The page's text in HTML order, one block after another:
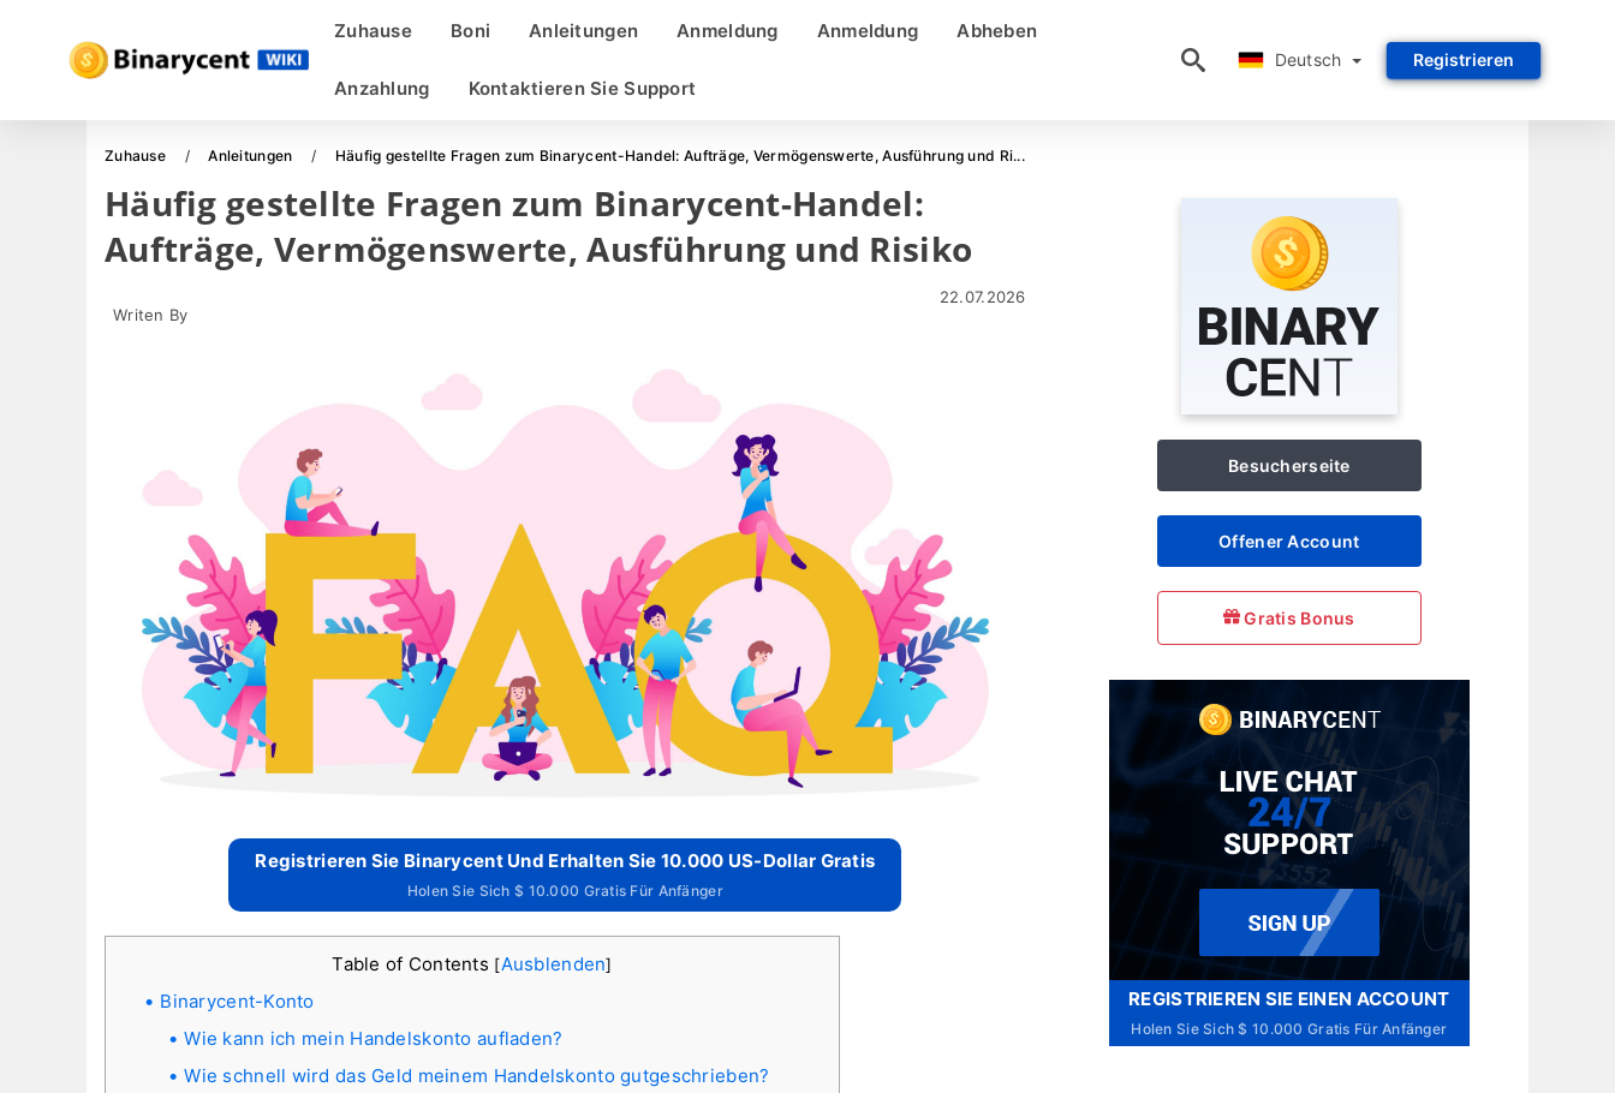
Zuhause Boni Anleitungen Anmeldung Anmeldung Abheben
Anzahlung Kontaktieren Sie Support
Deutsch Registrieren
Zuhause Anleitungen Häufig gestellte Fragen zum Binarycent-Handel: Aufträge, Vermögenswerte, Ausführung und Ri...
Häufig gestellte Fragen zum Binarycent-Handel:
Aufträge, Vermögenswerte, Ausführung und Risiko
Writen By
22.07.2026
Registrieren Sie Binarycent Und Erhalten Sie 10.000 US-Dollar Gratis
Holen Sie Sich $ 10.000 Gratis Für Anfänger
Table of Contents [Ausblenden]
Binarycent-Konto
Wie kann ich mein Handelskonto aufladen?
Wie schnell wird das Geld meinem Handelskonto gutgeschrieben?
Besucherseite
Offener Account
Gratis Bonus
REGISTRIEREN SIE EINEN ACCOUNT
Holen Sie Sich $ 10.000 Gratis Für Anfänger